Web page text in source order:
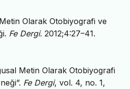
Olarak Otobiyografi ve
Fe Dergi. 2012;4:27–41.
Metin Olarak Otobiyografi
Fe Dergi, vol. 4, no. 1,